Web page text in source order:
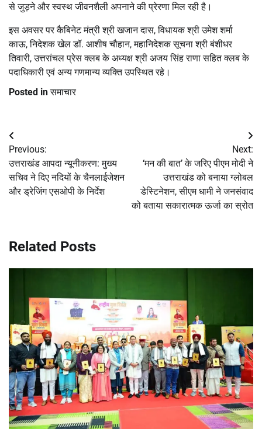
से जुड़ने और स्वस्थ जीवनशैली अपनाने की प्रेरणा मिल रही है।
इस अवसर पर कैबिनेट मंत्री श्री खजान दास, विधायक श्री उमेश शर्मा
काऊ, निदेशक खेल डॉ. आशीष चौहान, महानिदेशक सूचना श्री बंशीधर
तिवारी, उत्तरांचल प्रेस क्लब के अध्यक्ष श्री अजय सिंह राणा सहित क्लब के
पदाधिकारी एवं अन्य गणमान्य व्यक्ति उपस्थित रहे।
Posted inसमाचार
Post
navigation
Previous:
उत्तराखंड आपदा न्यूनीकरण: मुख्य
सचिव ने दिए नदियों के चैनलाईजेशन
और ड्रेजिंग एसओपी के निर्देश
Next:
‘मन की बात’ के जरिए पीएम मोदी ने
उत्तराखंड को बनाया ग्लोबल
डेस्टिनेशन, सीएम धामी ने जनसंवाद
को बताया सकारात्मक ऊर्जा का स्रोत
Related Posts